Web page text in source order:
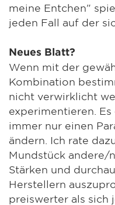
meine Entchen"
jeden Fall auf der
Neues Blatt?
Wenn mit der
Kombination
nicht verwirklicht
experimentieren.
immer nur einen
ändern. Ich rate
Mundstück andere/
Stärken und
Herstellern
preiswerter als sich